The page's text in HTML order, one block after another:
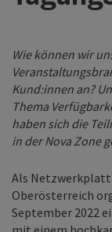
Wie können wir
Kund:innen an?
Thema
haben sich die
in der Nova Zone
Als
Oberösterreich
September 2022